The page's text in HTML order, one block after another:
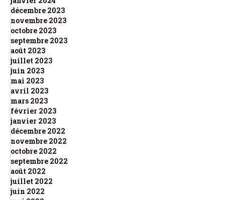
décembre 2023
novembre 2023
octobre 2023
septembre 2023
août 2023
juillet 2023
juin 2023
mai 2023
avril 2023
mars 2023
février 2023
janvier 2023
décembre 2022
novembre 2022
octobre 2022
septembre 2022
août 2022
juillet 2022
juin 2022